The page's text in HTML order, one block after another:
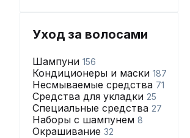
Уход за волосами
Шампуни 156
Кондиционеры и маски 187
Несмываемые средства 71
Средства для укладки 25
Специальные средства 27
Наборы с шампунем 8
Окрашивание 32